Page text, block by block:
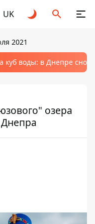
UK
2021
куб воды: в Днепре
озера